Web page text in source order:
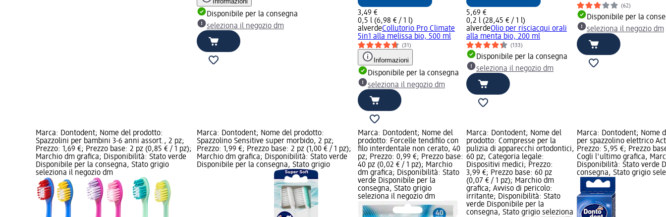
Disponibile per la consegna
seleziona il negozio dm
3,49 €
0,5 l (6,98 € / 1 l)
alverdeCollutorio Pro Climate
5in1 alla melissa bio, 500 ml
(31)
Informazioni
Disponibile per la consegna
seleziona il negozio dm
5,69 €
0,2 l (28,45 € / 1 l)
alverdeOlio per risciacqui orali
alla menta bio, 200 ml
(133)
Disponibile per la consegna
seleziona il negozio dm
(62)
Disponibile per la
seleziona il negozio dm
Marca: Dontodent; Nome del prodotto:
Spazzolini per bambini 3-6 anni assort., 2 pz;
Prezzo: 1,69 €; Prezzo base: 2 pz (0,85 € / 1 pz);
Marchio dm grafica; Disponibilità: Stato verde
Disponibile per la consegna, Stato grigio
seleziona il negozio dm
Marca: Dontodent; Nome del prodotto:
Spazzolino Sensitive super morbido, 2 pz;
Prezzo: 1,99 €; Prezzo base: 2 pz (1,00 € / 1 pz);
Marchio dm grafica; Disponibilità: Stato verde
Disponibile per la consegna, Stato grigio
Marca: Dontodent; Nome del
prodotto: Forcelle tendifilo con
filo interdentale non cerato, 40
pz; Prezzo: 0,99 €; Prezzo base:
40 pz (0,02 € / 1 pz); Marchio
dm grafica; Disponibilità: Stato
verde Disponibile per la
consegna, Stato grigio
seleziona il negozio dm
Marca: Dontodent; Nome del
prodotto: Compresse per la
pulizia di apparecchi ortodontici,
60 pz; Categoria legale:
Dispositivi medici; Prezzo:
3,99 €; Prezzo base: 60 pz
(0,07 € / 1 pz); Marchio dm
grafica; Avviso di pericolo:
irritante; Disponibilità: Stato
verde Disponibile per la
consegna, Stato grigio seleziona
Marca: Dontodent; Nome
per spazzolino elettrico
Prezzo: 5,95 €; Prezzo
Cogli l'ultimo grafica,
Disponibilità: Stato verde
consegna, Stato grigio